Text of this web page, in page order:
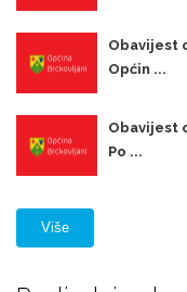
Obavijest
Općin ...
Obavijest
Po ...
Više